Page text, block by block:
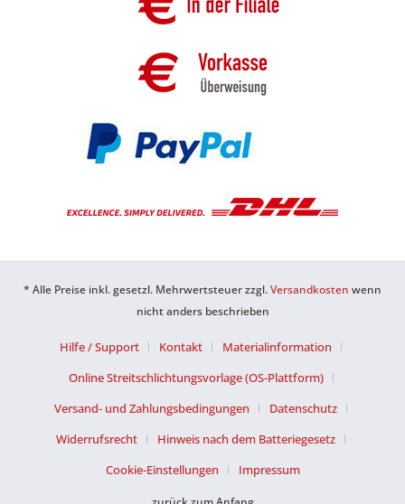
* Alle Preise inkl. gesetzl. Mehrwertsteuer zzgl.Versandkosten wenn
nicht anders beschrieben
Hilfe / Support Kontakt
Materialinformation
Online Streitschlichtungsvorlage (OS-Plattform)
Versand- und Zahlungsbedingungen
Datenschutz
Widerrufsrecht
Hinweis nach dem Batteriegesetz
Cookie-Einstellungen
Impressum